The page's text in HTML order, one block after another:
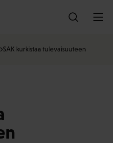
SAK kurkistaa tulevaisuuteen